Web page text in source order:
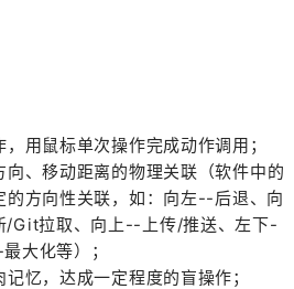
用鼠标单次操作完成动作调用；
向、移动距离的物理关联（软件中的
的方向性关联，如：向左--后退、向
/Git拉取、向上-- 上传/推送、左下-
大化等）；
忆，达成一定程度的盲操作；